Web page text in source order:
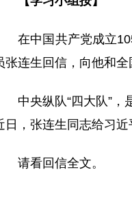
在中国共产党成立
张连生回信，向他和
中央纵队“四大队”
日，张连生同志给习
请看回信全文。